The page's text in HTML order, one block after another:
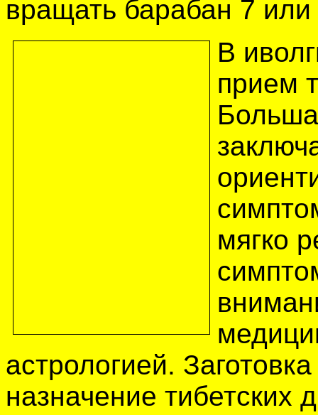
вращать барабан 7 или
В
прием
мягко
астрологией.
назначение тибетских